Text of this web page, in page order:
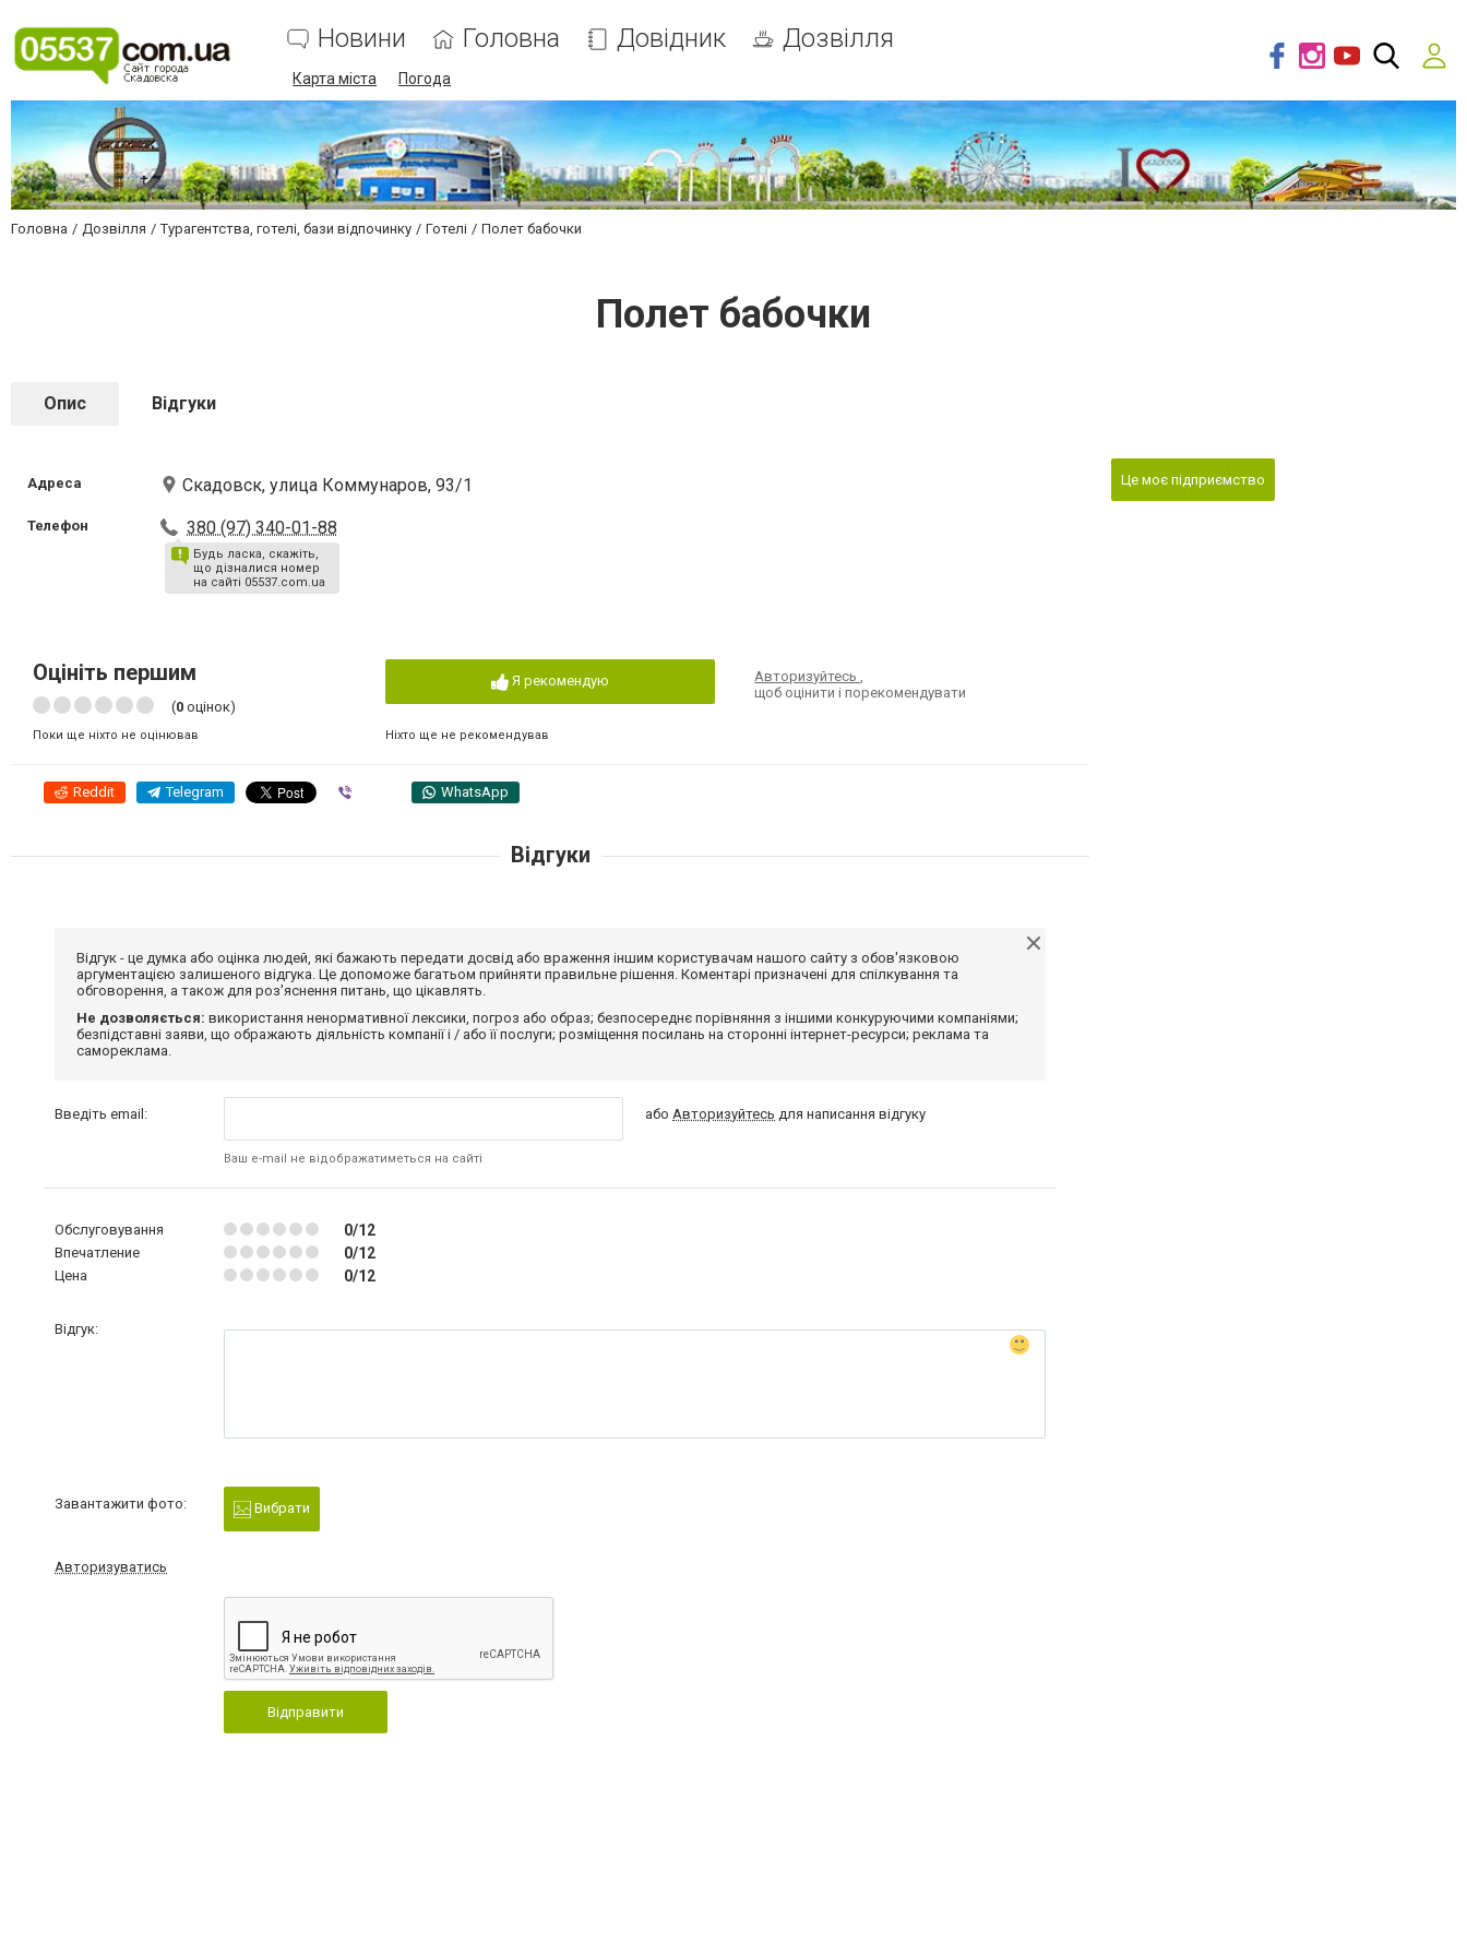
Новини Головна Довідник Дозвілля
Карта міста Погода
Головна Дозвілля Турагентства, готелі, бази відпочинку Готелі Полет бабочки
Полет бабочки
Опис Відгуки
Адреса Скадовск, улица Коммунаров, 93/1
Телефон 380 (97) 340-01-88
Будь ласка, скажіть,
що дізналися номер
на сайті 05537.com.ua
Оцініть першим
(0 оцінок)
Поки ще ніхто не оцінював
Я рекомендую
Ніхто ще не рекомендував
Авторизуйтесь,
щоб оцінити і порекомендувати
Reddit Telegram WhatsApp
Це моє підприємство
Відгуки
Відгук - це думка або оцінка людей, які бажають передати досвід або враження іншим користувачам нашого сайту з обов'язковою
аргументацією залишеного відгука. Це допоможе багатьом прийняти правильне рішення. Коментарі призначені для спілкування та
обговорення, а також для роз'яснення питань, що цікавлять.
Не дозволяється: використання ненормативної лексики, погроз або образ; безпосереднє порівняння з іншими конкуруючими компаніями;
безпідставні заяви, що ображають діяльність компанії і / або її послуги; розміщення посилань на сторонні інтернет-ресурси; реклама та
самореклама.
Введіть email:
Ваш e-mail не відображатиметься на сайті
абоАвторизуйтесь для написання відгуку
Обслуговування 0/12
Впечатление 0/12
Цена 0/12
Відгук:
Завантажити фото: Вибрати
Авторизуватись
Відправити